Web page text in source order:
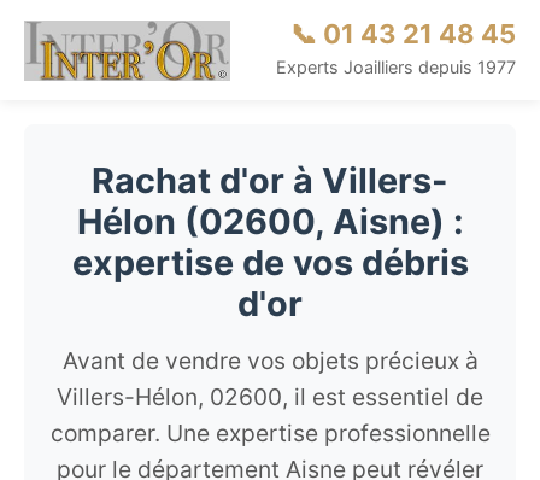
📞 01 43 21 48 45
Experts Joailliers depuis 1977
Rachat d'or à Villers-
Hélon (02600, Aisne) :
expertise de vos débris
d'or
Avant de vendre vos objets précieux à
Villers-Hélon, 02600, il est essentiel de
comparer. Une expertise professionnelle
pour le département Aisne peut révéler